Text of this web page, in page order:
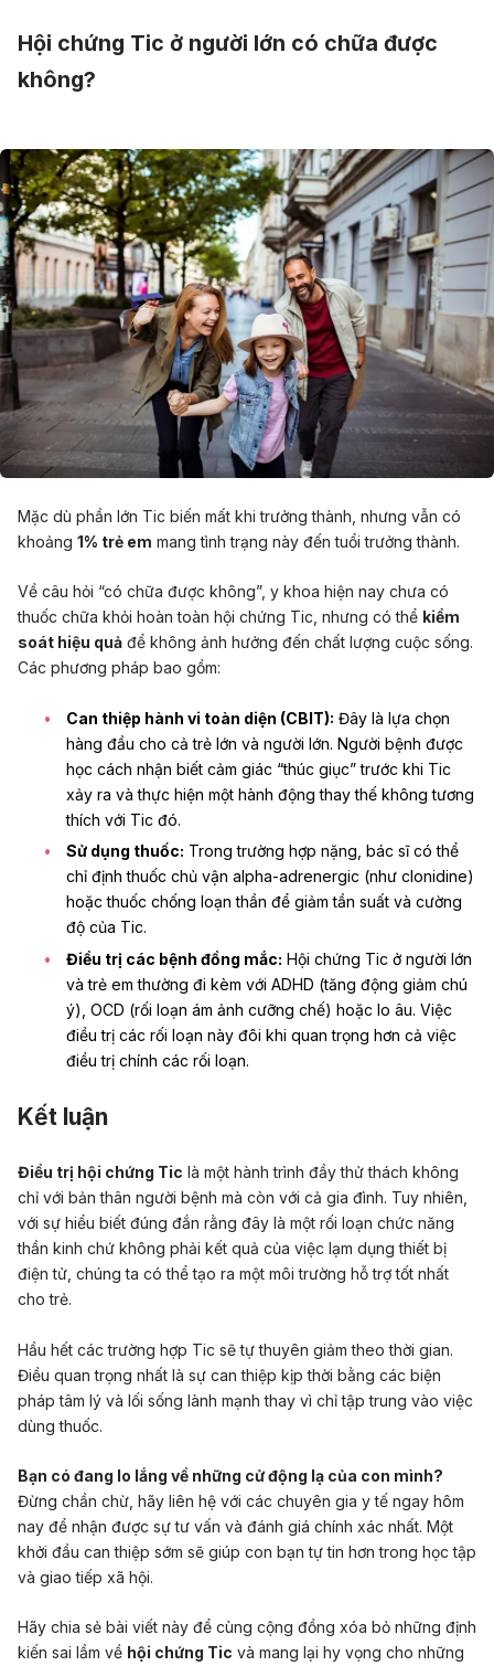
Hội chứng Tic ở người lớn có chữa được
không?
Mặc dù phần lớn Tic biến mất khi trưởng thành, nhưng vẫn có
khoảng 1% trẻ em mang tình trạng này đến tuổi trưởng thành.
Về câu hỏi “có chữa được không”, y khoa hiện nay chưa có
thuốc chữa khỏi hoàn toàn hội chứng Tic, nhưng có thể kiểm
soát hiệu quả để không ảnh hưởng đến chất lượng cuộc sống.
Các phương pháp bao gồm:
Can thiệp hành vi toàn diện (CBIT): Đây là lựa chọn
hàng đầu cho cả trẻ lớn và người lớn. Người bệnh được
học cách nhận biết cảm giác “thúc giục” trước khi Tic
xảy ra và thực hiện một hành động thay thế không tương
thích với Tic đó.
Sử dụng thuốc: Trong trường hợp nặng, bác sĩ có thể
chỉ định thuốc chủ vận alpha-adrenergic (như clonidine)
hoặc thuốc chống loạn thần để giảm tần suất và cường
độ của Tic.
Điều trị các bệnh đồng mắc: Hội chứng Tic ở người lớn
và trẻ em thường đi kèm với ADHD (tăng động giảm chú
ý), OCD (rối loạn ám ảnh cưỡng chế) hoặc lo âu. Việc
điều trị các rối loạn này đôi khi quan trọng hơn cả việc
điều trị chính các rối loạn.
Kết luận
Điều trị hội chứng Tic là một hành trình đầy thử thách không
chỉ với bản thân người bệnh mà còn với cả gia đình. Tuy nhiên,
với sự hiểu biết đúng đắn rằng đây là một rối loạn chức năng
thần kinh chứ không phải kết quả của việc lạm dụng thiết bị
điện tử, chúng ta có thể tạo ra một môi trường hỗ trợ tốt nhất
cho trẻ.
Hầu hết các trường hợp Tic sẽ tự thuyên giảm theo thời gian.
Điều quan trọng nhất là sự can thiệp kịp thời bằng các biện
pháp tâm lý và lối sống lành mạnh thay vì chỉ tập trung vào việc
dùng thuốc.
Bạn có đang lo lắng về những cử động lạ của con mình?
Đừng chần chừ, hãy liên hệ với các chuyên gia y tế ngay hôm
nay để nhận được sự tư vấn và đánh giá chính xác nhất. Một
khởi đầu can thiệp sớm sẽ giúp con bạn tự tin hơn trong học tập
và giao tiếp xã hội.
Hãy chia sẻ bài viết này để cùng cộng đồng xóa bỏ những định
kiến sai lầm về hội chứng Tic và mang lại hy vọng cho những